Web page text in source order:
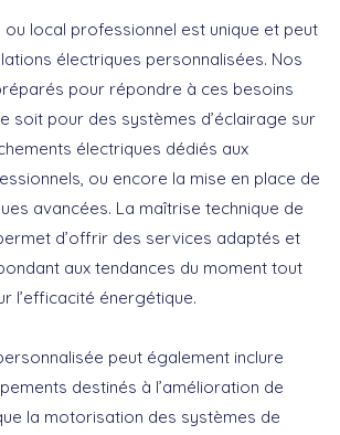
ou local professionnel est unique et peut
électriques personnalisées. Nos
pour répondre à ces besoins
soit pour des systèmes d’éclairage sur
électriques dédiés aux
ou encore la mise en place de
avancées. La maîtrise technique de
d’offrir des services adaptés et
aux tendances du moment tout
l’efficacité énergétique.
peut également inclure
destinés à l’amélioration de
la motorisation des systèmes de